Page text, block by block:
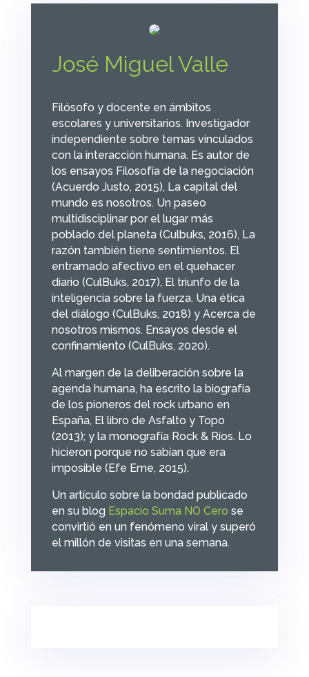
José Miguel Valle
Filósofo y docente en ámbitos
escolares y universitarios. Investigador
independiente sobre temas vinculados
con la interacción humana. Es autor de
los ensayos Filosofía de la negociación
(Acuerdo Justo, 2015), La capital del
mundo es nosotros. Un paseo
multidisciplinar por el lugar más
poblado del planeta(Culbuks, 2016), La
razón también tiene sentimientos. El
entramado afectivo en el quehacer
diario (CulBuks, 2017), El triunfo de la
inteligencia sobre la fuerza. Una ética
del diálogo (CulBuks, 2018) y Acerca de
nosotros mismos. Ensayos desde el
confinamiento (CulBuks, 2020).
Al margen de la deliberación sobre la
agenda humana, ha escrito la biografía
de los pioneros del rock urbano en
España, El libro de Asfalto y Topo
(2013); y la monografía Rock & Ríos. Lo
hicieron porque no sabían que era
imposible (Efe Eme, 2015).
Un artículo sobre la bondad publicado
en su blog Espacio Suma NO Cero se
convirtió en un fenómeno viral y superó
el millón de visitas en una semana.